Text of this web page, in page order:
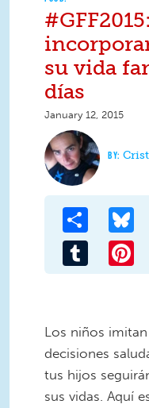
su vida
días
January 12, 2015
Share
Tumblr
Los niños
decisiones
tus hijos
sus vidas. Aquí